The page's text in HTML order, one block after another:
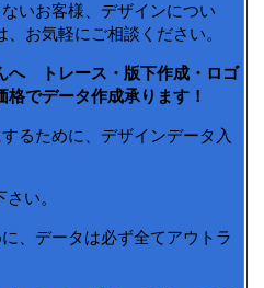
いお客様、デザインについ
お気軽にご相談ください。
へ トレース・版下作成・ロゴ
でデータ作成承ります！
るために、デザインデータ入
い。
、データは必ず全てアウトラ